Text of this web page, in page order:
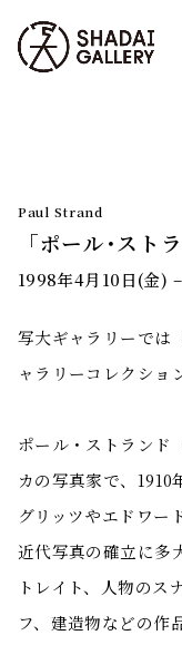
Paul Strand
「ポール･スト
1998年4月10日(金)
写大ギャラリーでは
ャラリーコレクショ
ポール・ストランド
カの写真家で、1910
グリッツやエドワー
近代写真の確立に多
トレイト、人物のス
フ、建造物などの作